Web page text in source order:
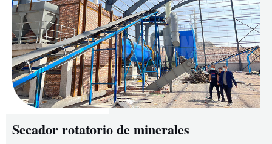
Secador rotatorio de minerales